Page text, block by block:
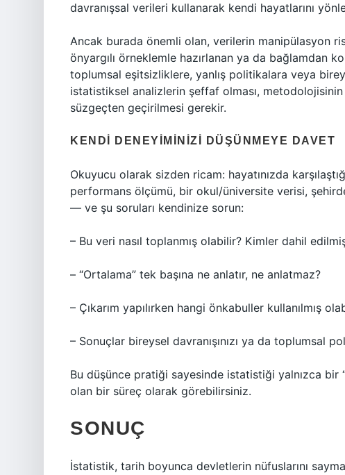
davranışsal verileri kullanarak kendi hayatlarını
Ancak burada önemli olan, verilerin manipülasyon
önyargılı örneklemle hazırlanan ya da bağlamdan
toplumsal eşitsizliklere, yanlış politikalara veya
istatistiksel analizlerin şeffaf olması,
süzgeçten geçirilmesi gerekir.
KENDI DENEYIMINIZI DÜŞÜNMEYE DAVET
Okuyucu olarak sizden ricam: hayatınızda
performans ölçümü, bir okul/üniversite verisi,
— ve şu soruları kendinize sorun:
– Bu veri nasıl toplanmış olabilir? Kimler dahil
– “Ortalama” tek başına ne anlatır, ne anlatmaz?
– Çıkarım yapılırken hangi önkabuller kullanılmış
– Sonuçlar bireysel davranışınızı ya da toplumsal
Bu düşünce pratiği sayesinde istatistiği yalnızca bir
olan bir süreç olarak görebilirsiniz.
SONUÇ
İstatistik, tarih boyunca devletlerin nüfuslarını